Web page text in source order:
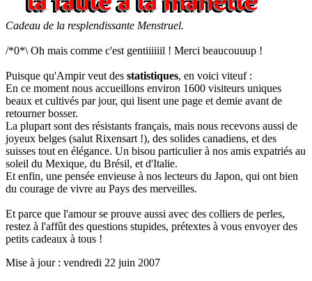
Cadeau de la resplendissante Menstruel.
/*0*\ Oh mais comme c'est gentiiiiiil ! Merci beaucouuup !
Puisque qu'Ampir veut des statistiques, en voici viteuf :
En ce moment nous accueillons environ 1600 visiteurs uniques
beaux et cultivés par jour, qui lisent une page et demie avant de
retourner bosser.
La plupart sont des résistants français, mais nous recevons aussi de
joyeux belges (salut Rixensart !), des solides canadiens, et des
suisses tout en élégance. Un bisou particulier à nos amis expatriés au
soleil du Mexique, du Brésil, et d'Italie.
Et enfin, une pensée envieuse à nos lecteurs du Japon, qui ont bien
du courage de vivre au Pays des merveilles.
Et parce que l'amour se prouve aussi avec des colliers de perles,
restez à l'affût des questions stupides, prétextes à vous envoyer des
petits cadeaux à tous !
Mise à jour : vendredi 22 juin 2007